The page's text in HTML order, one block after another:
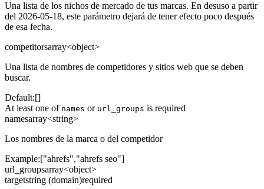
Una lista de los nichos de mercado de tus marcas. En desuso a partir
del 2026-05-18, este parámetro dejará de tener efecto poco después
de esa fecha.
competitorsarray<object>
Una lista de nombres de competidores y sitios web que se deben
buscar.
Default:[]
At least one of names or url_groups is required
namesarray<string>
Los nombres de la marca o del competidor
Example:["ahrefs","ahrefs seo"]
url_groupsarray<object>
targetstring (domain)required